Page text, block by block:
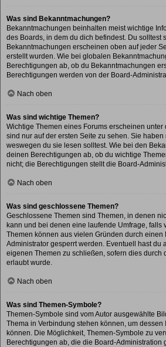
Was sind Bekanntmachungen?
Bekanntmachungen beinhalten meist wichtige
des Boards, in dem du dich befindest. Du solltest
Bekanntmachungen erscheinen oben auf jeder
erstellt wurden. Wie bei globalen
Berechtigungen ab, ob du Bekanntmachungen
Berechtigungen werden von der Board-
Nach oben
Was sind wichtige Themen?
Wichtige Themen eines Forums erscheinen
sind nur auf der ersten Seite zu sehen. Sie
weswegen du sie lesen solltest. Wie bei den
deinen Berechtigungen ab, ob du wichtige
nicht; die Berechtigungen stellt die Board-
Nach oben
Was sind geschlossene Themen?
Geschlossene Themen sind Themen, in denen
kann und bei denen eine laufende Umfrage, falls
Themen können aus vielen Gründen durch einen
Administrator gesperrt werden. Eventuell hast du
eigenen Themen zu schließen, sofern dies durch
erlaubt wurde.
Nach oben
Was sind Themen-Symbole?
Themen-Symbole sind vom Autor ausgewählte
Thema in Verbindung stehen können, um dessen
können. Die Möglichkeit, Themen-Symbole zu
Berechtigungen ab, die die Board-Administration